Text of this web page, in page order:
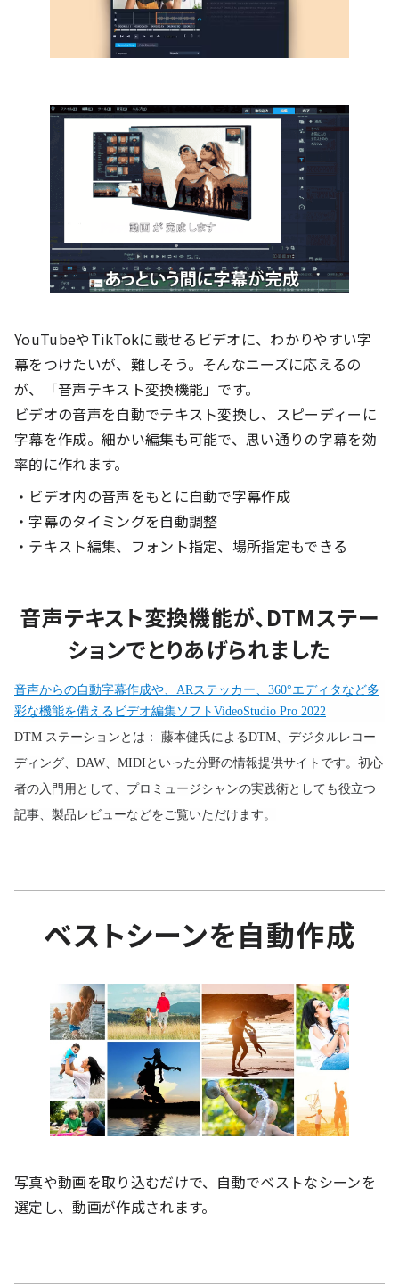
YouTubeやTikTokに載せるビデオに、わかりやすい字
幕をつけたいが、難しそう。そんなニーズに応えるの
が、「音声テキスト変換機能」です。
ビデオの音声を自動でテキスト変換し、スピーディーに
字幕を作成。細かい編集も可能で、思い通りの字幕を効
率的に作れます。
・ビデオ内の音声をもとに自動で字幕作成
・字幕のタイミングを自動調整
・テキスト編集、フォント指定、場所指定もできる
音声テキスト変換機能が、DTMステー
ションでとりあげられました
音声からの自動字幕作成や、ARステッカー、360°エディタなど多
彩な機能を備えるビデオ編集ソフトVideoStudio Pro 2022
DTM ステーションとは： 藤本健氏によるDTM、デジタルレコー
ディング、DAW、MIDIといった分野の情報提供サイトです。初心
者の入門用として、プロミュージシャンの実践術としても役立つ
記事、製品レビューなどをご覧いただけます。
ベストシーンを自動作成
写真や動画を取り込むだけで、自動でベストなシーンを
選定し、動画が作成されます。